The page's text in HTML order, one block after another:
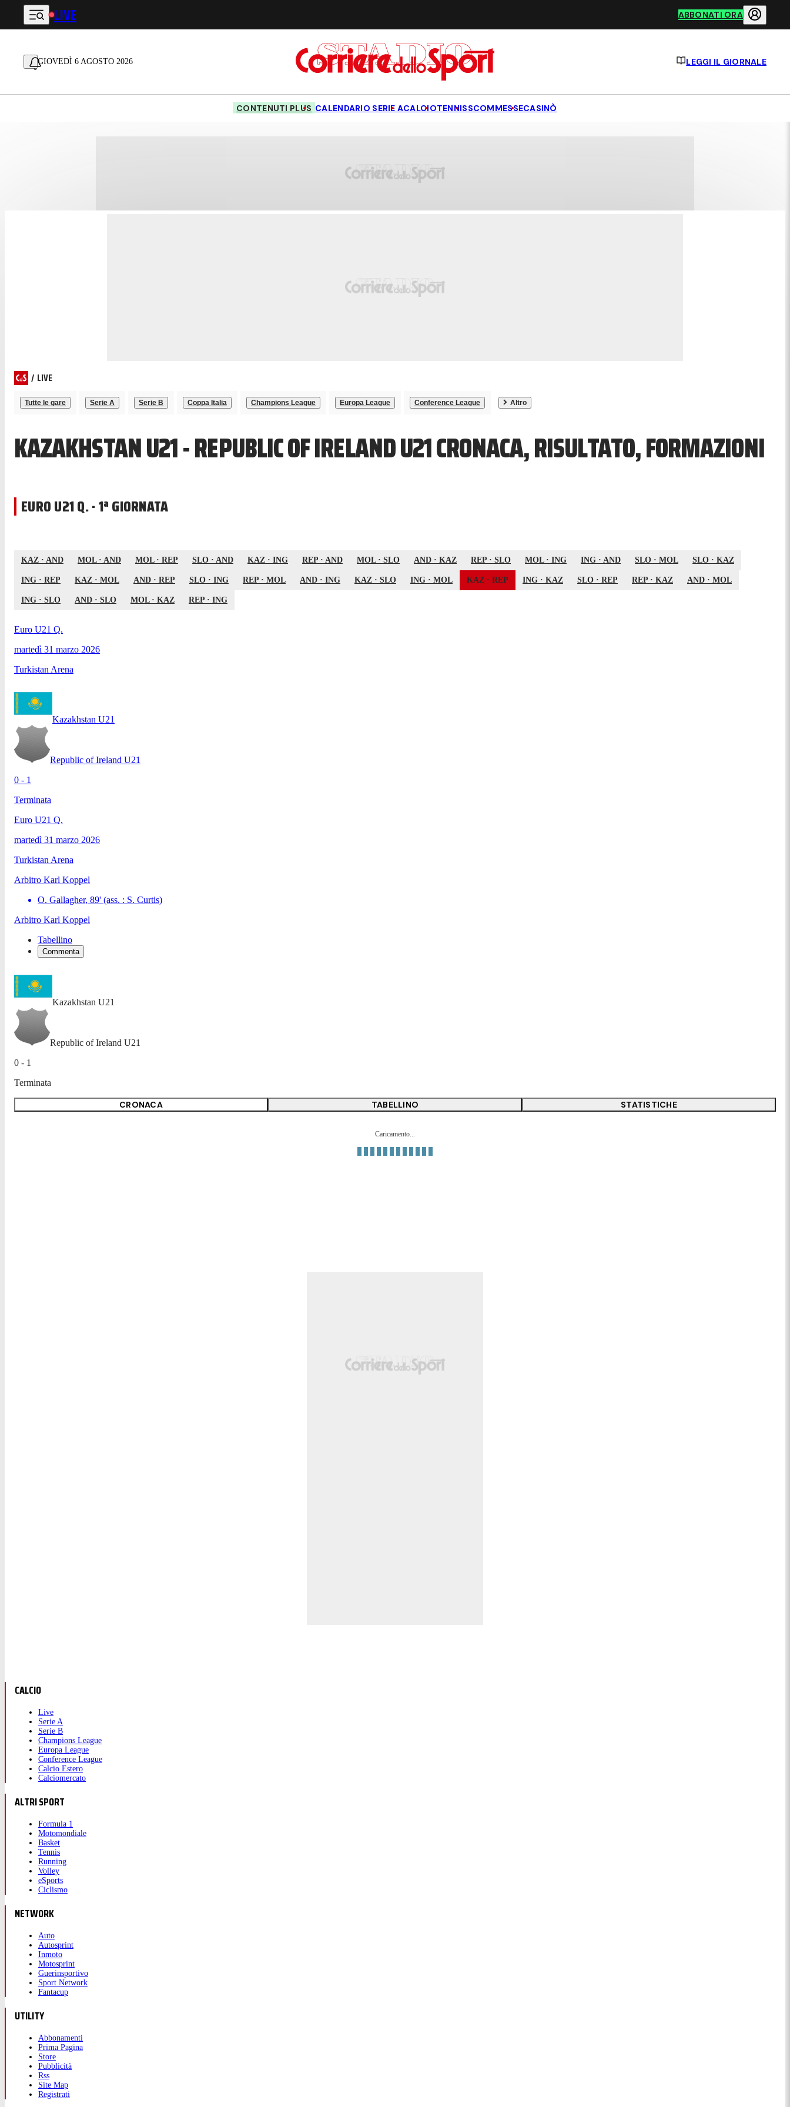
Vai al contenuto principale
LIVE ABBONATI ORA
GIOVEDÌ 6 AGOSTO 2026 LEGGI IL GIORNALE
CONTENUTI PLUS CALENDARIO SERIE ACALCIOTENNISSCOMMESSECASINÒ
/ LIVE
Tutte le gare Serie A Serie B Coppa Italia Champions League Europa League Conference League Altro
KAZAKHSTAN U21 - REPUBLIC OF IRELAND U21 CRONACA, RISULTATO, FORMAZIONI
EURO U21 Q. · 1ª GIORNATA
KAZ · AND MOL· AND MOL· REP SLO · AND KAZ · ING REP · AND MOL· SLO AND · KAZ REP · SLO MOL· ING ING · AND SLO · MOL SLO · KAZ
ING · REP KAZ · MOL AND · REP SLO · ING REP · MOL AND · ING KAZ · SLO ING · MOL KAZ · REP ING · KAZ SLO · REP REP · KAZ AND · MOL
ING · SLO AND · SLO MOL· KAZ REP · ING
Euro U21 Q.
martedì 31 marzo 2026
Turkistan Arena
Kazakhstan U21
Republic of Ireland U21
0 - 1
Terminata
Euro U21 Q.
martedì 31 marzo 2026
Turkistan Arena
Arbitro Karl Koppel
O. Gallagher, 89' (ass. : S. Curtis)
Arbitro Karl Koppel
Tabellino
Commenta
Kazakhstan U21
Republic of Ireland U21
0 - 1
Terminata
CRONACA TABELLINO STATISTICHE
Caricamento...
CALCIO
Live
Serie A
Serie B
Champions League
Europa League
Conference League
Calcio Estero
Calciomercato
ALTRI SPORT
Formula 1
Motomondiale
Basket
Tennis
Running
Volley
eSports
Ciclismo
NETWORK
Auto
Autosprint
Inmoto
Motosprint
Guerinsportivo
Sport Network
Fantacup
UTILITY
Abbonamenti
Prima Pagina
Store
Pubblicità
Rss
Site Map
Registrati